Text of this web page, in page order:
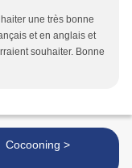
une très bonne
et en anglais et
souhaiter. Bonne
Cocooning >